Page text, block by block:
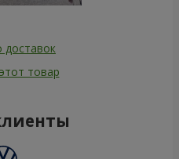
доставок
товар